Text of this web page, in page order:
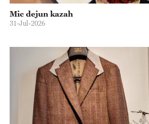
Mic dejun kazah
31-Jul-2026